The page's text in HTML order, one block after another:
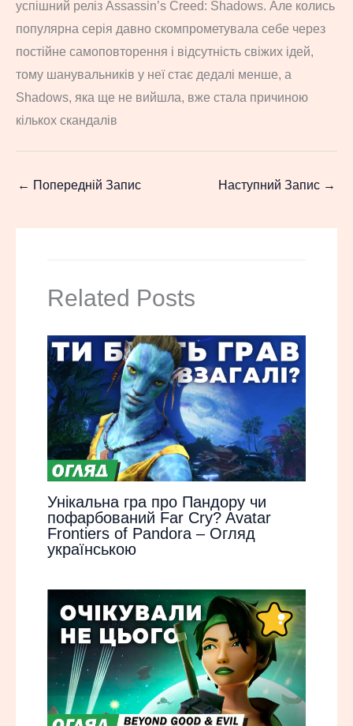
успішний реліз Assassin’s Creed: Shadows. Але колись
популярна серія давно скомпрометувала себе через
постійне самоповторення і відсутність свіжих ідей,
тому шанувальників у неї стає дедалі менше, а
Shadows, яка ще не вийшла, вже стала причиною
кількох скандалів
← Попередній Запис Наступний Запис →
Related Posts
Унікальна гра про Пандору чи
пофарбований Far Cry? Avatar
Frontiers of Pandora – Огляд
українською